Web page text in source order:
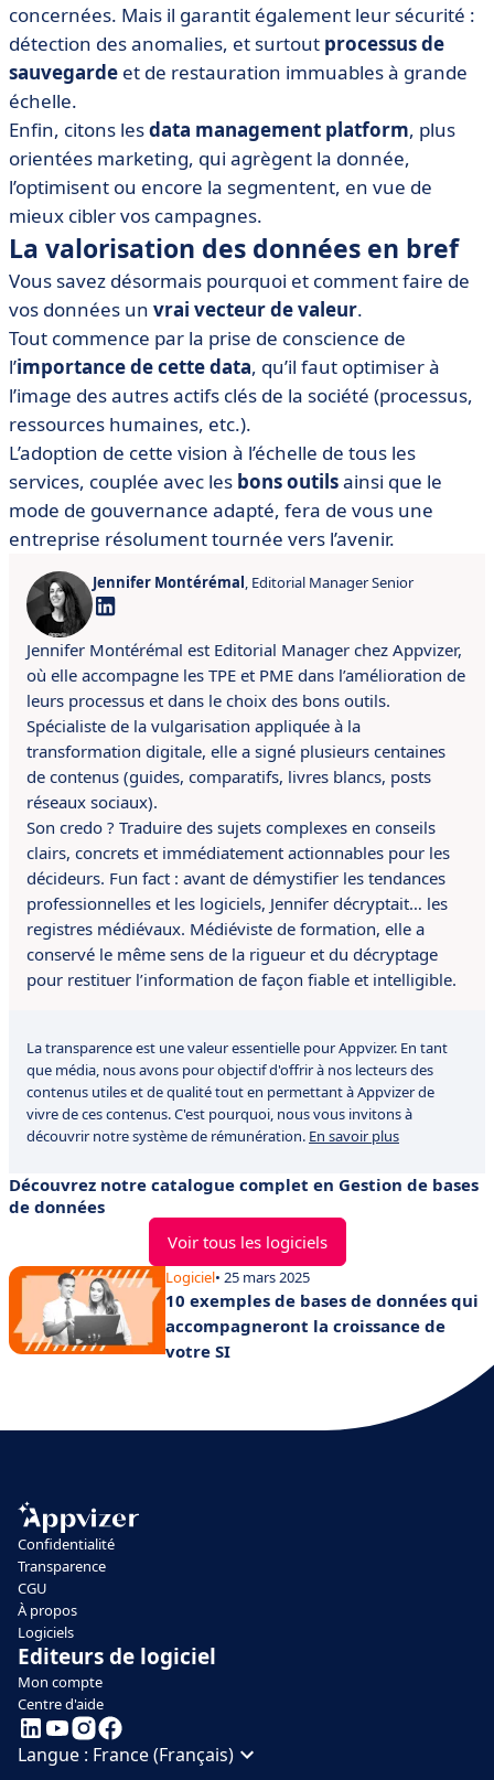
concernées. Mais il garantit également leur sécurité :
détection des anomalies, et surtout processus de
sauvegarde et de restauration immuables à grande
échelle.
Enfin, citons lesdata management platform, plus
orientées marketing, qui agrègent la donnée,
l’optimisent ou encore la segmentent, en vue de
mieux cibler vos campagnes.
La valorisation des données en bref
Vous savez désormais pourquoi et comment faire de
vos données un vrai vecteur de valeur.
Tout commence par la prise de conscience de
l’importance de cette data, qu’il faut optimiser à
l’image des autres actifs clés de la société (processus,
ressources humaines, etc.).
L’adoption de cette vision à l’échelle de tous les
services, couplée avec les bons outilsainsi que le
mode de gouvernance adapté, fera de vous une
entreprise résolument tournée vers l’avenir.
Jennifer Montérémal, Editorial Manager Senior
Jennifer Montérémal est Editorial Manager chez Appvizer,
où elle accompagne les TPE et PME dans l’amélioration de
leurs processus et dans le choix des bons outils.
Spécialiste de la vulgarisation appliquée à la
transformation digitale, elle a signé plusieurs centaines
de contenus (guides, comparatifs, livres blancs, posts
réseaux sociaux).
Son credo ? Traduire des sujets complexes en conseils
clairs, concrets et immédiatement actionnables pour les
décideurs. Fun fact : avant de démystifier les tendances
professionnelles et les logiciels, Jennifer décryptait… les
registres médiévaux. Médiéviste de formation, elle a
conservé le même sens de la rigueur et du décryptage
pour restituer l’information de façon fiable et intelligible.
La transparence est une valeur essentielle pour Appvizer. En tant
que média, nous avons pour objectif d'offrir à nos lecteurs des
contenus utiles et de qualité tout en permettant à Appvizer de
vivre de ces contenus. C'est pourquoi, nous vous invitons à
découvrir notre système de rémunération. En savoir plus
Découvrez notre catalogue complet en Gestion de bases
de données
Voir tous les logiciels
Logiciel• 25 mars 2025
10 exemples de bases de données qui
accompagneront la croissance de
votre SI
Confidentialité
Transparence
CGU
À propos
Logiciels
Editeurs de logiciel
Mon compte
Centre d'aide
Langue : France (Français)